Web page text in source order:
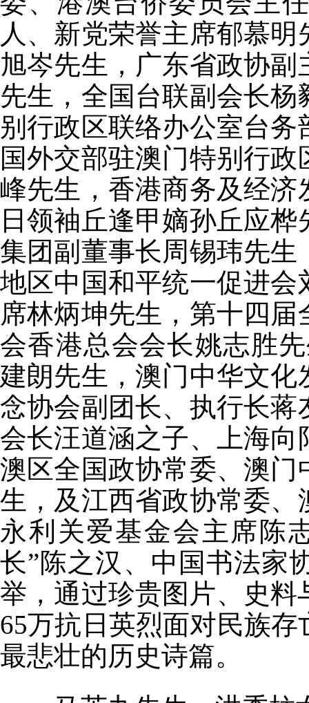
人、新党荣誉主席郁慕
旭岑先生，广东省政协
先生，全国台联副会长
别行政区联络办公室台
国外交部驻澳门特别行
峰先生，香港商务及经
日领袖丘逢甲嫡孙丘应
集团副董事长周锡玮先
地区中国和平统一促进
席林炳坤先生，第十四
会香港总会会长姚志胜
建朗先生，澳门中华文
念协会副团长、执行长
会长汪道涵之子、上海
澳区全国政协常委、澳
生，及江西省政协常委
永利关爱基金会主席陈
长”陈之汉、中国书法家
举，通过珍贵图片、史
65万抗日英烈面对民族
最悲壮的历史诗篇。